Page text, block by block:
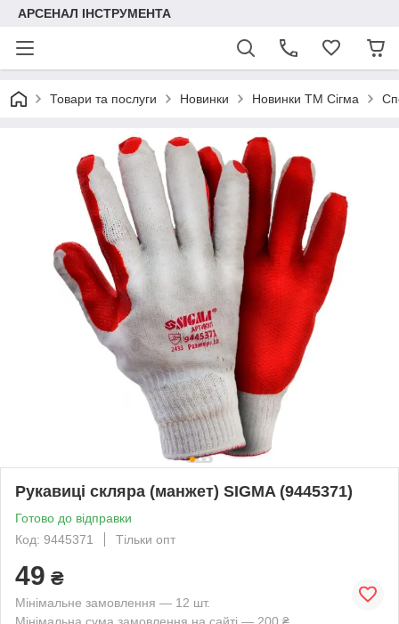
АРСЕНАЛ ІНСТРУМЕНТА
Товари та послуги Новинки Новинки ТМ Сігма
Рукавиці скляра (манжет) SIGMA (9445371)
Готово до відправки
Код: 9445371
Тільки опт
49 ₴
Мінімальне замовлення — 12 шт.
Мінімальна сума замовлення на сайті — 200 ₴